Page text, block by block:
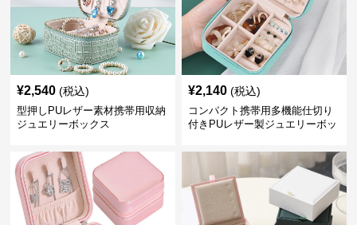
¥2,540 (税込)
型押しPUレザー素材携帯用収納
ジュエリーボックス
¥2,140 (税込)
コンパクト携帯用多機能仕切り
付きPUレザー製ジュエリーボッ